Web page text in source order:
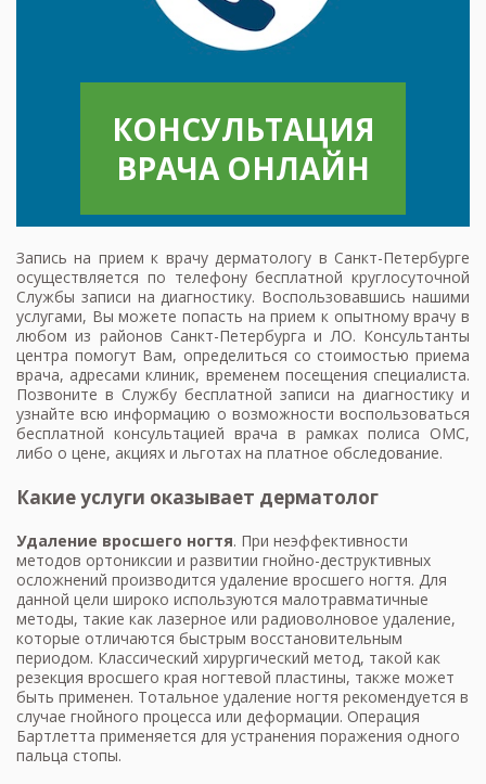
КОНСУЛЬТАЦИЯ
ВРАЧА ОНЛАЙН
Запись на прием к врачу дерматологу в Санкт-Петербурге
осуществляется по телефону бесплатной круглосуточной
Службы записи на диагностику. Воспользовавшись нашими
услугами, Вы можете попасть на прием к опытному врачу в
любом из районов Санкт-Петербурга и ЛО. Консультанты
центра помогут Вам, определиться со стоимостью приема
врача, адресами клиник, временем посещения специалиста.
Позвоните в Службу бесплатной записи на диагностику и
узнайте всю информацию о возможности воспользоваться
бесплатной консультацией врача в рамках полиса ОМС,
либо о цене, акциях и льготах на платное обследование.
Какие услуги оказывает дерматолог
Удаление вросшего ногтя. При неэффективности
методов ортониксии и развитии гнойно-деструктивных
осложнений производится удаление вросшего ногтя. Для
данной цели широко используются малотравматичные
методы, такие как лазерное или радиоволновое удаление,
которые отличаются быстрым восстановительным
периодом. Классический хирургический метод, такой как
резекция вросшего края ногтевой пластины, также может
быть применен. Тотальное удаление ногтя рекомендуется в
случае гнойного процесса или деформации. Операция
Бартлетта применяется для устранения поражения одного
пальца стопы.